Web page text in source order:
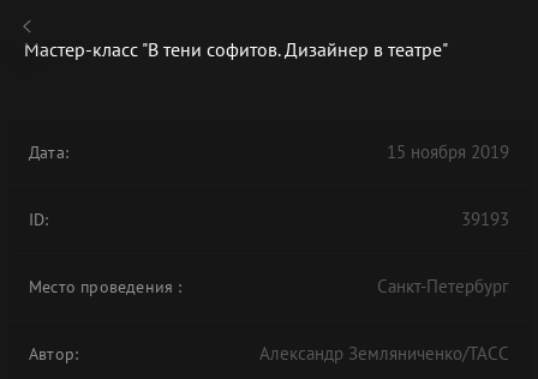
В АРХИВЕ
Мастер-класс "В тени софитов. Дизайнер в театре"
Дата: 15 ноября 2019
ID: 39193
Место проведения : Санкт-Петербург
Автор: Александр Земляниченко/ТАСС